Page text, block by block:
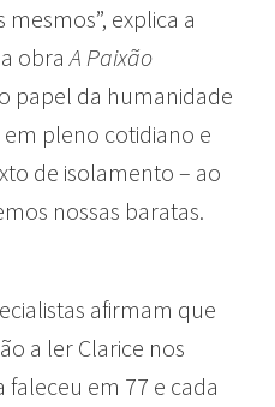
explica a
obraA Paixão
papel da humanidade
pleno cotidiano e
de isolamento – ao
nossas baratas.
afirmam que
a ler Clarice nos
faleceu em 77 e cada